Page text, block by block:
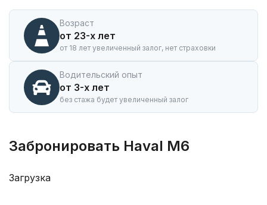
Горно-
Алтайске
Возраст
от 23-х лет
от 18 лет увеличенный залог, нет страховки
Водительский опыт
от 3-х лет
без стажа будет увеличенный залог
Забронировать Haval M6
Загрузка